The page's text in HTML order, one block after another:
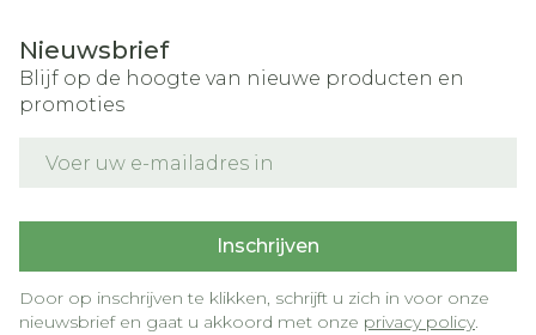
Nieuwsbrief
Blijf op de hoogte van nieuwe producten en
promoties
Inschrijven
Door op inschrijven te klikken, schrijft u zich in voor onze
nieuwsbrief en gaat u akkoord met onze privacy policy.